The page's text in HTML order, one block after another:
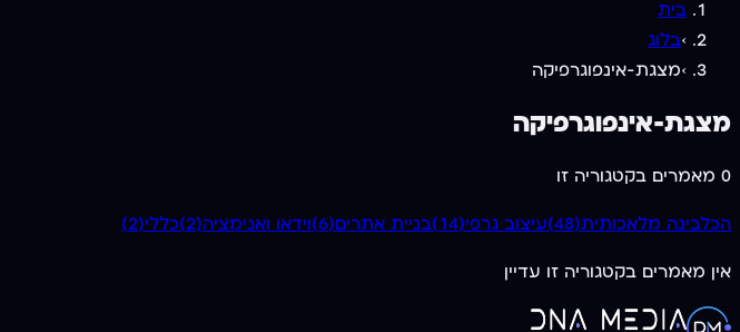
בית
›בלוג
›מצגת-אינפוגרפיקה
מצגת-אינפוגרפיקה
0 מאמרים בקטגוריה זו
הכלבינה מלאכותית(
48
)עיצוב גרפי(
14
)בניית אתרים(
6
)וידאו ואנימציה(
2
)כללי(
2
)
אין מאמרים בקטגוריה זו עדיין